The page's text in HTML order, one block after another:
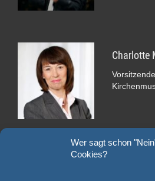
Wer sagt schon
Cookies?
Charlotte
Bankverbindung